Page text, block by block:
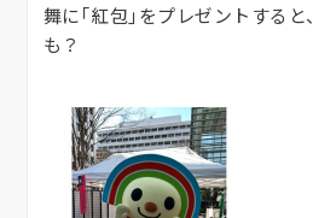
舞に｢紅包｣をプレゼントする
も？